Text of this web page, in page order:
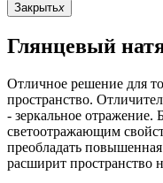
Закрытьx
Глянцевый
Отличное решение для
пространство.
- зеркальное отражение.
светоотражающим
преобладать
расширит пространство